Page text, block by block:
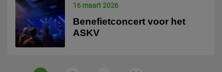
16 maart 2026
Benefietconcert voor het
ASKV
Berichten